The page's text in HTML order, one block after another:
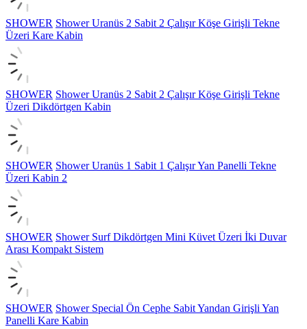
SHOWER Shower Uranüs 2 Sabit 2 Çalışır Köşe Girişli Tekne
Üzeri Kare Kabin
SHOWER Shower Uranüs 2 Sabit 2 Çalışır Köşe Girişli Tekne
Üzeri Dikdörtgen Kabin
SHOWER Shower Uranüs 1 Sabit 1 Çalışır Yan Panelli Tekne
Üzeri Kabin 2
SHOWER Shower Surf Dikdörtgen Mini Küvet Üzeri İki Duvar
Arası Kompakt Sistem
SHOWER Shower Special Ön Cephe Sabit Yandan Girişli Yan
Panelli Kare Kabin